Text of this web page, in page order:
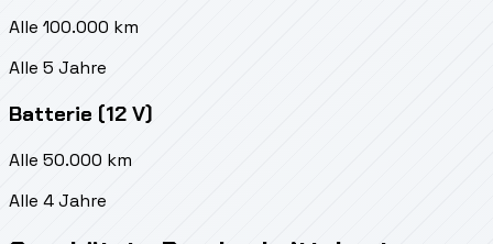
Alle 100.000 km
Alle 5 Jahre
Batterie (12 V)
Alle 50.000 km
Alle 4 Jahre